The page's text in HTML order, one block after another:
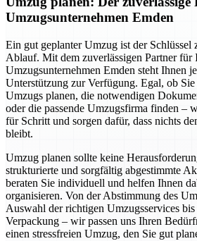
Umzugsunternehmen Emden
Ein gut geplanter Umzug ist der Schlüssel
Ablauf. Mit dem zuverlässigen Partner für
Umzugsunternehmen Emden steht Ihnen
Unterstützung zur Verfügung. Egal, ob
Umzugs planen, die notwendigen
oder die passende Umzugsfirma finden –
für Schritt und sorgen dafür, dass nichts
bleibt.
Umzug planen sollte keine
strukturierte und sorgfältig abgestimmte
beraten Sie individuell und helfen Ihnen
organisieren. Von der Abstimmung des
Auswahl der richtigen Umzugsservices
Verpackung – wir passen uns Ihren
einen stressfreien Umzug, den Sie gut